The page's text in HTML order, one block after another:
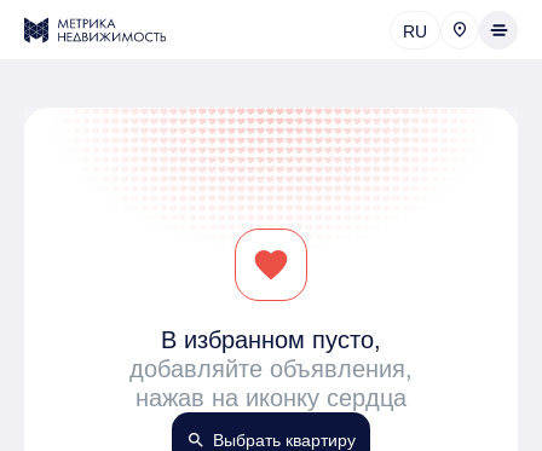
RU
favorite
В избранном пусто,
добавляйте объявления,
нажав на иконку сердца
search Выбрать квартиру